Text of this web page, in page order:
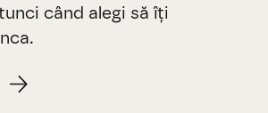
când alegi să îți